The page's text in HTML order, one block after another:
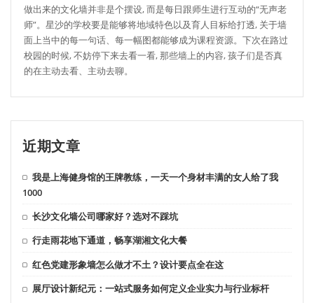
做出来的文化墙并非是个摆设, 而是每日跟师生进行互动的“无声老
师”。星沙的学校要是能够将地域特色以及育人目标给打透, 关于墙
面上当中的每一句话、每一幅图都能够成为课程资源。下次在路过
校园的时候, 不妨停下来去看一看, 那些墙上的内容, 孩子们是否真
的在主动去看、主动去聊。
近期文章
我是上海健身馆的王牌教练，一天一个身材丰满的女人给了我
1000
长沙文化墙公司哪家好？选对不踩坑
行走雨花地下通道，畅享湖湘文化大餐
红色党建形象墙怎么做才不土？设计要点全在这
展厅设计新纪元：一站式服务如何定义企业实力与行业标杆